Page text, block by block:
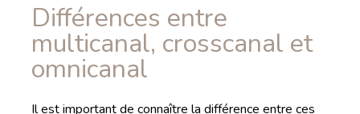
Différences entre
multicanal, crosscanal et
omnicanal
Il est important de connaître la différence entre ces